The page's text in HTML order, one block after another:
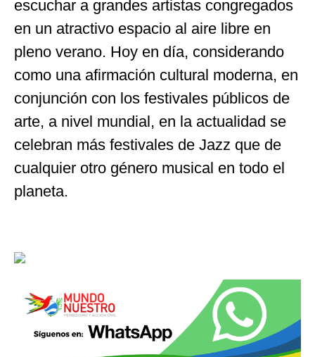
escuchar a grandes artistas congregados
en un atractivo espacio al aire libre en
pleno verano. Hoy en día, considerando
como una afirmación cultural moderna, en
conjunción con los festivales públicos de
arte, a nivel mundial, en la actualidad se
celebran más festivales de Jazz que de
cualquier otro género musical en todo el
planeta.